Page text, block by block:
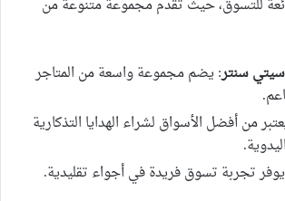
للتسوق، حيث تقدم مجموعة متنوعة من
سنتر: يضم مجموعة واسعة من المتاجر
من أفضل الأسواق لشراء الهدايا التذكارية
تجربة تسوق فريدة في أجواء تقليدية.